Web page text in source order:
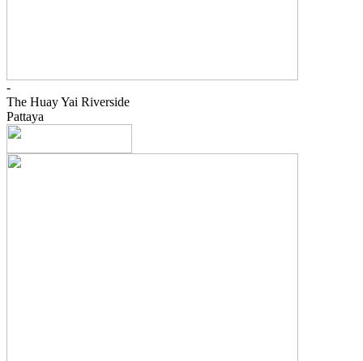
-
The Huay Yai Riverside
Pattaya